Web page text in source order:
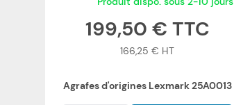
199,50 €
166,25 €
Agrafes d'origines Lexmark 25A0013